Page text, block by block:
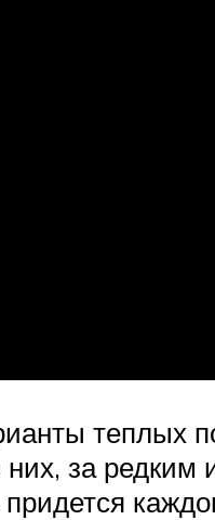
теплых
за